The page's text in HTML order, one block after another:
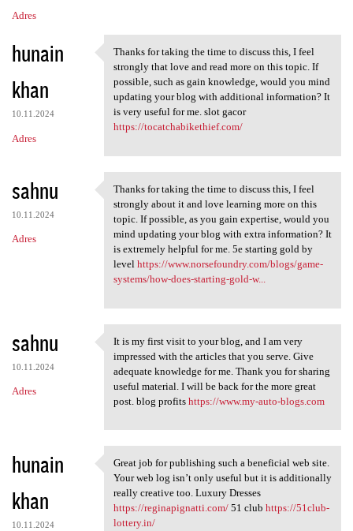
Adres
hunain
khan
10.11.2024
Adres
Thanks for taking the time to
Thanks for taking the time to discuss this, I feel
strongly that love and read more on this topic. If
possible, such as gain knowledge, would you mind
updating your blog with additional information? It
is very useful for me. slot gacor
https://tocatchabikethief.com/
sahnu
10.11.2024
Adres
Thanks for taking the time to
Thanks for taking the time to discuss this, I feel
strongly about it and love learning more on this
topic. If possible, as you gain expertise, would you
mind updating your blog with extra information? It
is extremely helpful for me. 5e starting gold by
level https://www.norsefoundry.com/blogs/game-
systems/how-does-starting-gold-w...
sahnu
10.11.2024
Adres
It is my first visit to your
It is my first visit to your blog, and I am very
impressed with the articles that you serve. Give
adequate knowledge for me. Thank you for sharing
useful material. I will be back for the more great
post. blog profits https://www.my-auto-blogs.com
hunain
khan
10.11.2024
Great job for publishing such
Great job for publishing such a beneficial web site.
Your web log isn’t only useful but it is additionally
really creative too. Luxury Dresses
https://reginapignatti.com/51 club https://51club-
lottery.in/